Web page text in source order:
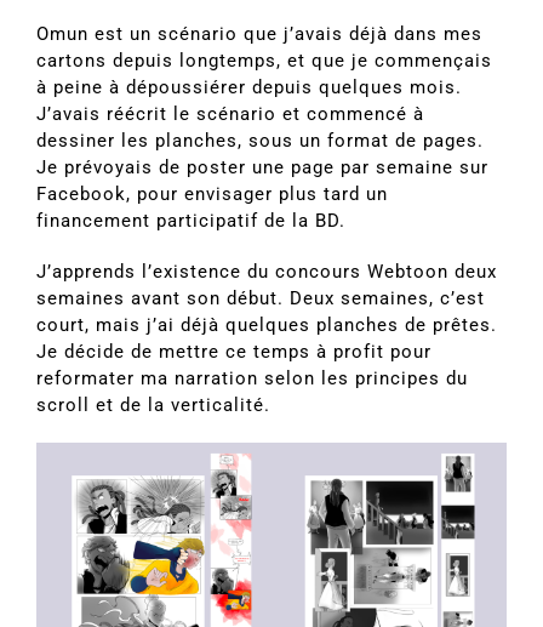
Omun est un scénario que j’avais déjà dans mes
cartons depuis longtemps, et que je commençais
à peine à dépoussiérer depuis quelques mois.
J’avais réécrit le scénario et commencé à
dessiner les planches, sous un format de pages.
Je prévoyais de poster une page par semaine sur
Facebook, pour envisager plus tard un
financement participatif de la BD.
J’apprends l’existence du concours Webtoon deux
semaines avant son début. Deux semaines, c’est
court, mais j’ai déjà quelques planches de prêtes.
Je décide de mettre ce temps à profit pour
reformater ma narration selon les principes du
scroll et de la verticalité.